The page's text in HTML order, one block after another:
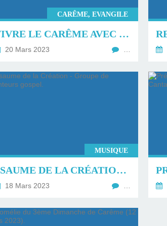
CARÊME, EVANGILE
VIVRE LE CARÊME AVEC LA PAROLE DE DIEU ET ST FRANÇOIS : 4ÈME DIMANCHE DE CARÊME
20 Mars 2023
MUSIQUE
PSAUME DE LA CRÉATION - GROUPE DE CHANTEURS GOSPEL.
18 Mars 2023